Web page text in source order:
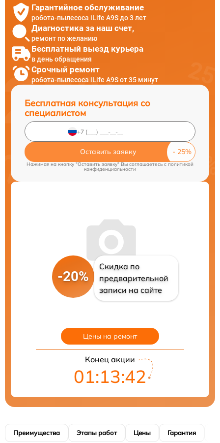
Гарантийное обслуживание
робота-пылесоса iLife A9S до 3 лет
Диагностика за наш счет,
ремонт по желанию
Бесплатный выезд курьера
в день обращения
Срочный ремонт
робота-пылесоса iLife A9S от 35 минут
Бесплатная консультация со
специалистом
Оставить заявку
Нажимая на кнопку "Оставить заявку" Вы соглашаетесь c политикой
конфиденциальности
-20%
Скидка по
предварительной
записи на сайте
Цены на ремонт
Конец акции
01:13:41
Преимущества Этапы работ Цены Гарантия